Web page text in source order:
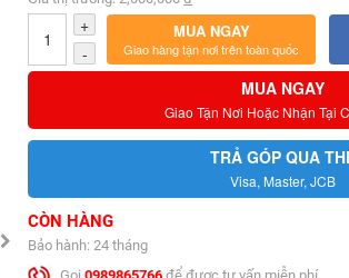
+
-
MUA NGAY
Giao hàng tận nơi trên toàn quốc
MUA NGAY
Giao Tận Nơi Hoặc Nhận Tại
TRẢ GÓP QUA
Visa, Master, JCB
CÒN HÀNG
Bảo hành: 24 tháng